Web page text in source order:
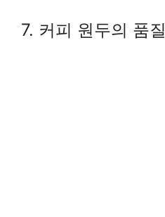
7. 커피 원두의 품질